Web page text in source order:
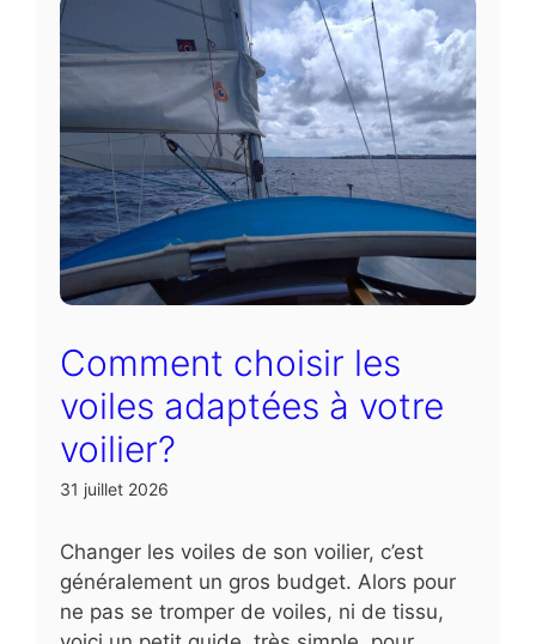
Comment choisir les
voiles adaptées à votre
voilier?
31 juillet 2026
Changer les voiles de son voilier, c’est
généralement un gros budget. Alors pour
ne pas se tromper de voiles, ni de tissu,